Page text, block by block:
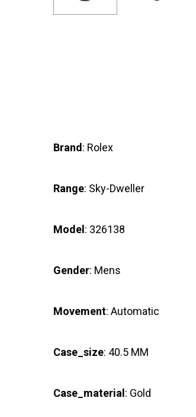
Brand : Rolex
Range: Sky-Dweller
Model : 326138
Gender: Mens
Movement: Automatic
Case_size: 40.5 MM
Case_material : Gold